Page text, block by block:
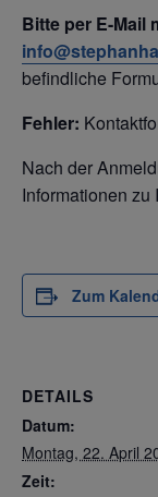
Bitte per E-Mail
befindliche
Fehler:
Nach der
Informationen zu
Zum
DETAILS
Datum:
Montag, 22. April
Zeit: